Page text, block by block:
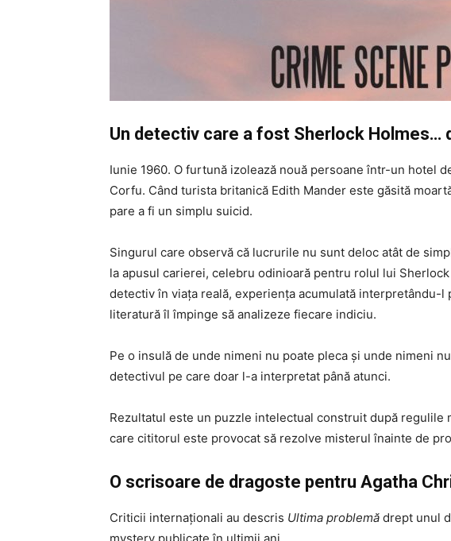
Un detectiv care a fost Sherlock Holmes…
Iunie 1960. O furtună izolează nouă persoane într-un hotel
Corfu. Când turista britanică Edith Mander este găsită
pare a fi un simplu suicid.
Singurul care observă că lucrurile nu sunt deloc atât de
la apusul carierei, celebru odinioară pentru rolul lui
detectiv în viața reală, experiența acumulată interpretându-l
literatură îl împinge să analizeze fiecare indiciu.
Pe o insulă de unde nimeni nu poate pleca și unde nimeni
detectivul pe care doar l-a interpretat până atunci.
Rezultatul este un puzzle intelectual construit după regulile
care cititorul este provocat să rezolve misterul înainte de
O scrisoare de dragoste pentru Agatha
Criticii internaționali au descris Ultima problemă drept unul